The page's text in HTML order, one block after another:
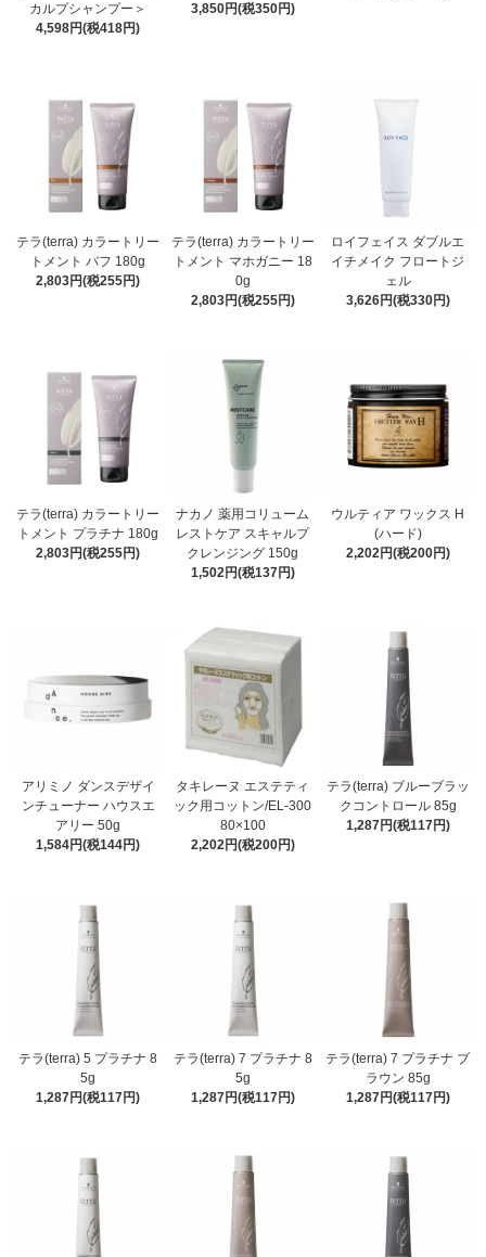
カルプシャンプー＞
4,598円(税418円)
3,850円(税350円)
テラ(terra) カラートリー
トメント バフ 180g
2,803円(税255円)
テラ(terra) カラートリー
トメント マホガニー 18
0g
2,803円(税255円)
ロイフェイス ダブルエ
イチメイク フロートジ
ェル
3,626円(税330円)
テラ(terra) カラートリー
トメント プラチナ 180g
2,803円(税255円)
ナカノ 薬用コリューム
レストケア スキャルプ
クレンジング 150g
1,502円(税137円)
ウルティア ワックス H
(ハード)
2,202円(税200円)
アリミノ ダンスデザイ
ンチューナー ハウスエ
アリー 50g
1,584円(税144円)
タキレーヌ エステティ
ック用コットン/EL-300
80×100
2,202円(税200円)
テラ(terra) ブルーブラッ
クコントロール 85g
1,287円(税117円)
テラ(terra) 5 プラチナ 8
5g
1,287円(税117円)
テラ(terra) 7 プラチナ 8
5g
1,287円(税117円)
テラ(terra) 7 プラチナ ブ
ラウン 85g
1,287円(税117円)